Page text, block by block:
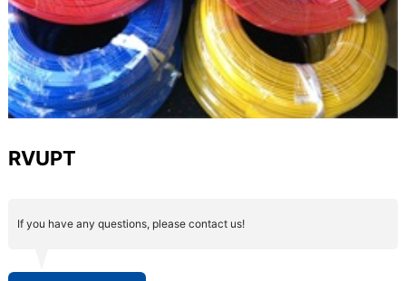
RVUPT
If you have any questions, please contact us!